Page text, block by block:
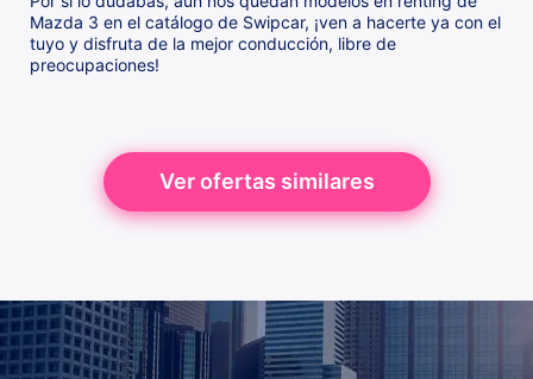
Mazda 3 en el catálogo de Swipcar, ¡ven a hacerte ya con el
tuyo y disfruta de la mejor conducción, libre de
preocupaciones!
Ver ofertas similares